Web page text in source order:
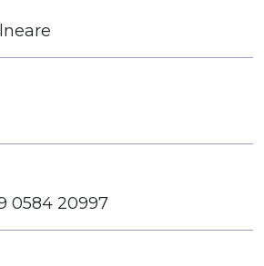
0584 20997